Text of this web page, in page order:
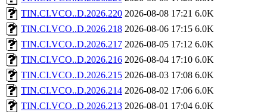
TIN.CI.VCO..D.2026.220 2026-08-08 17:21 6.0K
TIN.CI.VCO..D.2026.218 2026-08-06 17:15 6.0K
TIN.CI.VCO..D.2026.217 2026-08-05 17:12 6.0K
TIN.CI.VCO..D.2026.216 2026-08-04 17:10 6.0K
TIN.CI.VCO..D.2026.215 2026-08-03 17:08 6.0K
TIN.CI.VCO..D.2026.214 2026-08-02 17:06 6.0K
TIN.CI.VCO..D.2026.213 2026-08-01 17:04 6.0K